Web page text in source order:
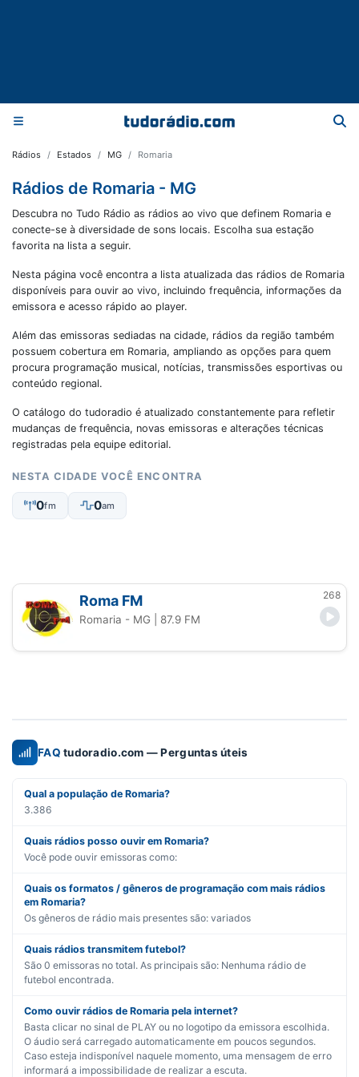
Rádios Estados MG Romaria
Rádios de Romaria - MG
Descubra no Tudo Rádio as rádios ao vivo que definem Romaria e
conecte-se à diversidade de sons locais. Escolha sua estação
favorita na lista a seguir.
Nesta página você encontra a lista atualizada das rádios de Romaria
disponíveis para ouvir ao vivo, incluindo frequência, informações da
emissora e acesso rápido ao player.
Além das emissoras sediadas na cidade, rádios da região também
possuem cobertura em Romaria, ampliando as opções para quem
procura programação musical, notícias, transmissões esportivas ou
conteúdo regional.
O catálogo do tudoradio é atualizado constantemente para refletir
mudanças de frequência, novas emissoras e alterações técnicas
registradas pela equipe editorial.
NESTA CIDADE VOCÊ ENCONTRA
0fm 0am
Roma FM 268
Romaria - MG | 87.9 FM
FAQ tudoradio.com — Perguntas úteis
Qual a população de Romaria?
3.386
Quais rádios posso ouvir em Romaria?
Você pode ouvir emissoras como:
Quais os formatos / gêneros de programação com mais rádios
em Romaria?
Os gêneros de rádio mais presentes são: variados
Quais rádios transmitem futebol?
São 0 emissoras no total. As principais são: Nenhuma rádio de
futebol encontrada.
Como ouvir rádios de Romaria pela internet?
Basta clicar no sinal de PLAY ou no logotipo da emissora escolhida.
O áudio será carregado automaticamente em poucos segundos.
Caso esteja indisponível naquele momento, uma mensagem de erro
informará a impossibilidade de realizar a escuta.